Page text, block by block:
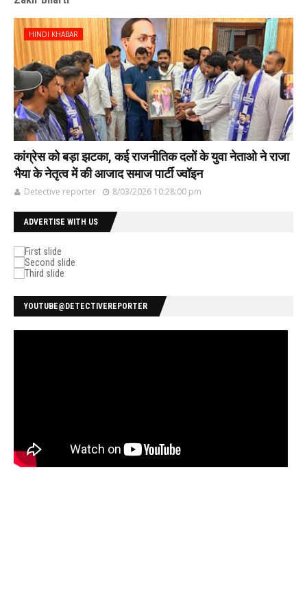
HINDI KHABAR
कांग्रेस को बड़ा झटका, कई राजनीतिक दलों के युवा नेताओ ने राजा
भैया के नेतृत्व में की आजाद समाज पार्टी ज्वॉइन
Detective reporter 8/03/2026 10:28:00 pm
ADVERTISE WITH US
YOUTUBE@DETECTIVEREPORTER